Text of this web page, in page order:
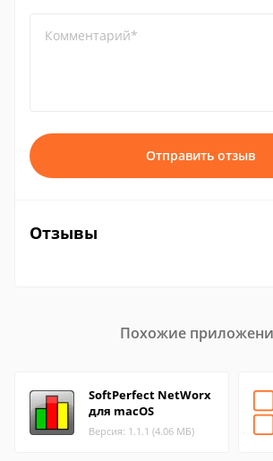
Комментарий*
Отправить отзыв
Отзывы
Похожие
SoftPerfect NetWorx
для macOS
Версия: 1.1.1 (4.06 МБ)